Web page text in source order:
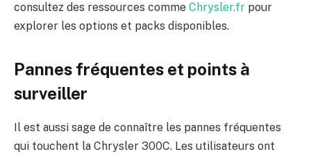
consultez des ressources comme Chrysler.fr pour
explorer les options et packs disponibles.
Pannes fréquentes et points à
surveiller
Il est aussi sage de connaître les pannes fréquentes
qui touchent la Chrysler 300C. Les utilisateurs ont